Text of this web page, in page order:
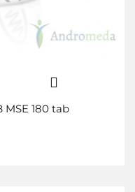
180 tab